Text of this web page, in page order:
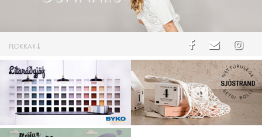
FLOKKAR